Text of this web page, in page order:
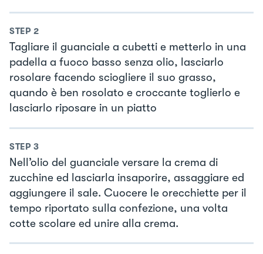
STEP 2
Tagliare il guanciale a cubetti e metterlo in una
padella a fuoco basso senza olio, lasciarlo
rosolare facendo sciogliere il suo grasso,
quando è ben rosolato e croccante toglierlo e
lasciarlo riposare in un piatto
STEP 3
Nell’olio del guanciale versare la crema di
zucchine ed lasciarla insaporire, assaggiare ed
aggiungere il sale. Cuocere le orecchiette per il
tempo riportato sulla confezione, una volta
cotte scolare ed unire alla crema.